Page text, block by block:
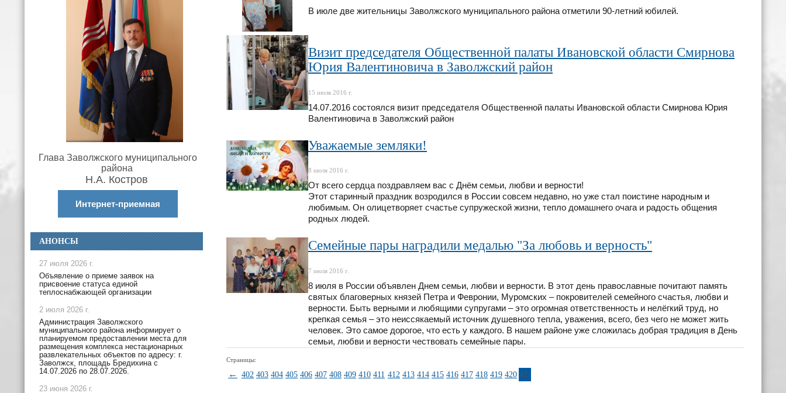
Глава Заволжского муниципального
района
Н.А. Костров
Интернет-приемная
АНОНСЫ
27 июля 2026 г.
Объявление о приеме заявок на
присвоение статуса единой
теплоснабжающей организации
2 июля 2026 г.
Администрация Заволжского
муниципального района информирует о
планируемом предоставлении места для
размещения комплекса нестационарных
развлекательных объектов по адресу: г.
Заволжск, площадь Бредихина с
14.07.2026 по 28.07.2026.
23 июня 2026 г.
В июле две жительницы Заволжского муниципального района отметили 90-летний юбилей.
Визит председателя Общественной палаты Ивановской области Смирнова
Юрия Валентиновича в Заволжский район
15 июля 2016 г.
14.07.2016 состоялся визит председателя Общественной палаты Ивановской области Смирнова Юрия
Валентиновича в Заволжский район
Уважаемые земляки!
8 июля 2016 г.
От всего сердца поздравляем вас с Днём семьи, любви и верности!
Этот старинный праздник возродился в России совсем недавно, но уже стал поистине народным и
любимым. Он олицетворяет счастье супружеской жизни, тепло домашнего очага и радость общения
родных людей.
Семейные пары наградили медалью "За любовь и верность"
7 июля 2016 г.
8 июля в России объявлен Днем семьи, любви и верности. В этот день православные почитают память
святых благоверных князей Петра и Февронии, Муромских – покровителей семейного счастья, любви и
верности. Быть верными и любящими супругами – это огромная ответственность и нелёгкий труд, но
крепкая семья – это неиссякаемый источник душевного тепла, уважения, всего, без чего не может жить
человек. Это самое дорогое, что есть у каждого. В нашем районе уже сложилась добрая традиция в День
семьи, любви и верности чествовать семейные пары.
Страницы:
← 402 403 404 405 406 407 408 409 410 411 412 413 414 415 416 417 418 419 420 421